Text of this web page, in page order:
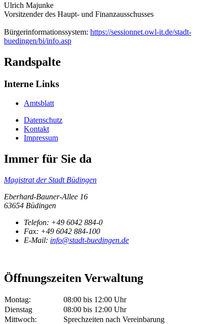
Ulrich Majunke
Vorsitzender des Haupt- und Finanzausschusses
Bürgerinformationssystem: https://sessionnet.owl-it.de/stadt-
buedingen/bi/info.asp
Randspalte
Interne Links
Amtsblatt
Datenschutz
Kontakt
Impressum
Immer für Sie da
Magistrat der Stadt Büdingen
Eberhard-Bauner-Allee 16
63654 Büdingen
Telefon: +49 6042 884-0
Fax: +49 6042 884-100
E-Mail: info@stadt-buedingen.de
Öffnungszeiten Verwaltung
Montag:
08:00 bis 12:00 Uhr
Dienstag
08:00 bis 12:00 Uhr
Mittwoch:
Sprechzeiten nach Vereinbarung